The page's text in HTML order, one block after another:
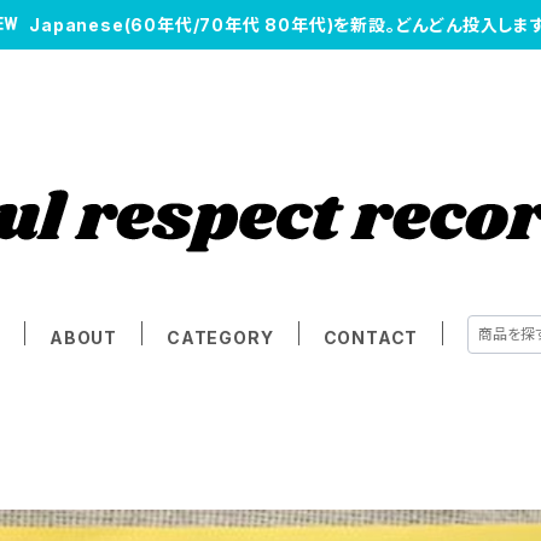
Japanese(60年代/70年代 80年代)を新設。どんどん投入します
ABOUT CATEGORY CONTACT